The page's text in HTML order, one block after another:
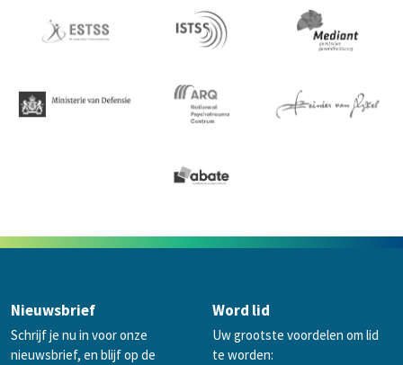
Nieuwsbrief
Schrijf je nu in voor onze
nieuwsbrief, en blijf op de
Word lid
Uw grootste voordelen om lid
te worden: